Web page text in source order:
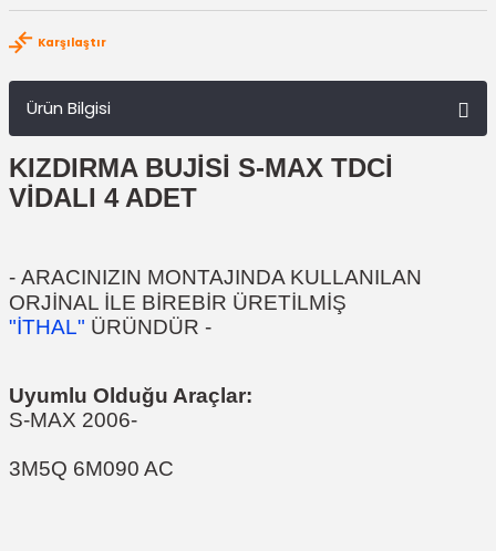
Karşılaştır
Ürün Bilgisi
KIZDIRMA BUJİSİ S-MAX TDCİ
VİDALI 4 ADET
- ARACINIZIN MONTAJINDA KULLANILAN
ORJİNAL İLE BİREBİR ÜRETİLMİŞ
"İTHAL" ÜRÜNDÜR -
Uyumlu Olduğu Araçlar:
S-MAX 2006-
3M5Q 6M090 AC